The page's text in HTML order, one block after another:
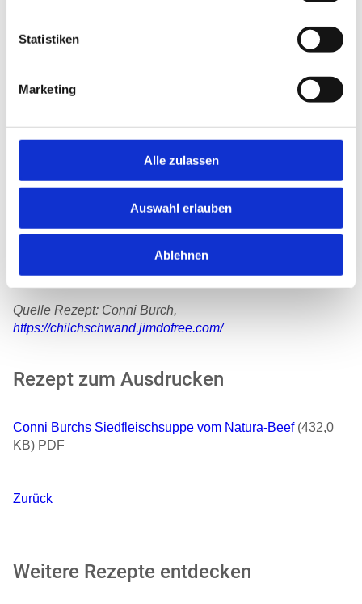
Statistiken
Marketing
Alle zulassen
Auswahl erlauben
Ablehnen
während rund drei Stunden ganz leicht köcheln lassen.
letzten 40 Minuten in den Sud geben und mitkochen.
tranchieren und in mundgerechte Stücke schneiden. Dann
das Fleisch zurück in den Sud geben, falls nötig nochmals
kurz aufkochen und heiss mit frischem (selbstgebackenen)
Brot servieren.
Tipp: eine grössere Menge Siedfleisch zubereiten und am
ersten Tag als Tranchen mit Sudgemüse anrichten und
Tag das restliche Siedfleisch und Gemüse als Suppe
geniessen.
Quelle Rezept: Conni Burch,
https://chilchschwand.jimdofree.com/
Rezept zum Ausdrucken
Conni Burchs Siedfleischsuppe vom Natura-Beef (432,0
KB) PDF
Zurück
Weitere Rezepte entdecken